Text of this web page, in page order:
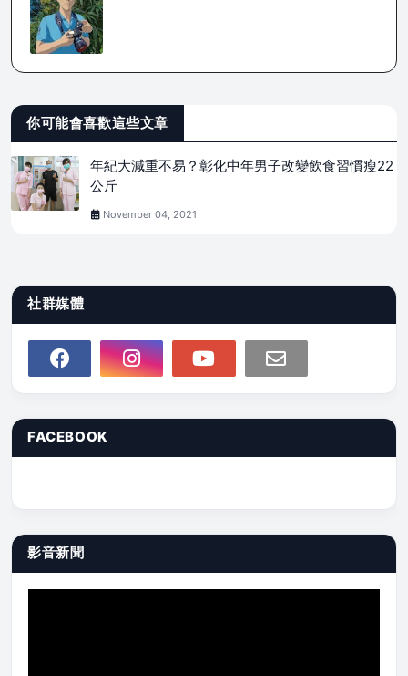
你可能會喜歡這些文章
年紀大減重不易？彰化中年男子改變飲食習慣瘦22
公斤
November 04, 2021
社群媒體
FACEBOOK
影音新聞